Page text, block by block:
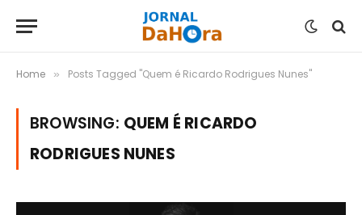
Home » Posts Tagged "Quem é Ricardo Rodrigues Nunes"
BROWSING: QUEM É RICARDO
RODRIGUES NUNES